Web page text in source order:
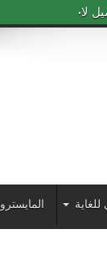
لاحقاً
المايسترو